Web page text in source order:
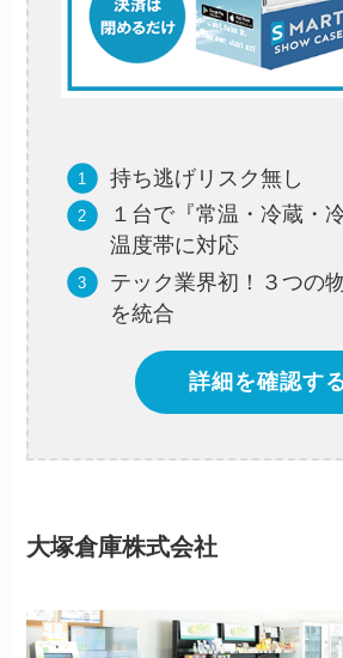
持ち逃げリスク無し
１台で『常温・冷蔵・
温度帯に対応
テック業界初！３つの
を統合
詳細を確認す
大塚倉庫株式会社